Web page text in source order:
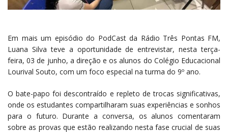
Em mais um episódio do PodCast da Rádio Três Pontas FM,
Luana Silva teve a oportunidade de entrevistar, nesta terça-
feira, 03 de junho, a direção e os alunos do Colégio Educacional
Lourival Souto, com um foco especial na turma do 9º ano.
O bate-papo foi descontraído e repleto de trocas significativas,
onde os estudantes compartilharam suas experiências e sonhos
para o futuro. Durante a conversa, os alunos comentaram
sobre as provas que estão realizando nesta fase crucial de suas